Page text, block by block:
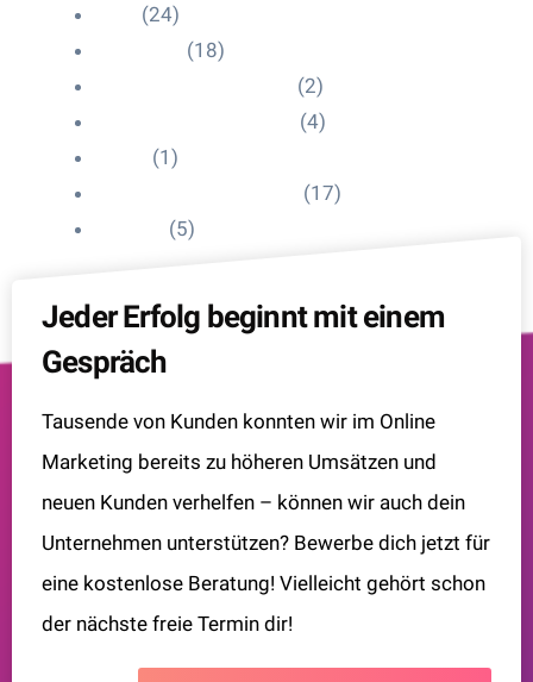
(24)
(18)
(2)
(4)
(1)
(17)
(5)
Jeder Erfolg beginnt mit einem
Gespräch
Tausende von Kunden konnten wir im Online
Marketing bereits zu höheren Umsätzen und
neuen Kunden verhelfen – können wir auch dein
Unternehmen unterstützen? Bewerbe dich jetzt für
eine kostenlose Beratung! Vielleicht gehört schon
der nächste freie Termin dir!